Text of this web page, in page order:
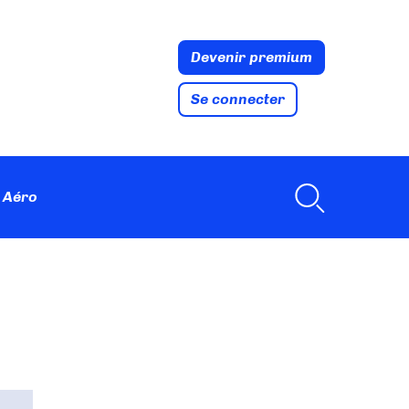
Devenir premium
Se connecter